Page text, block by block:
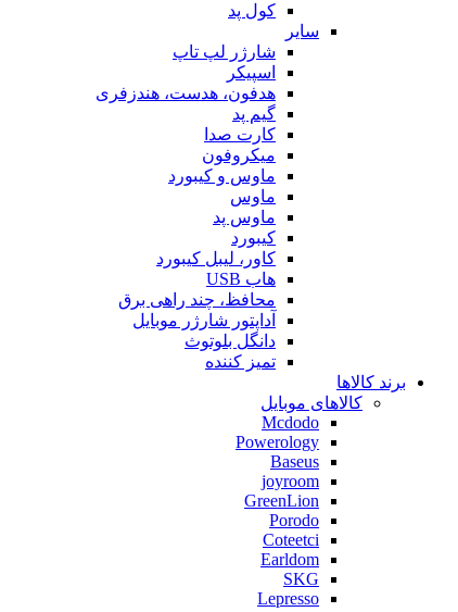
کول پد
سایر
شارژر لپ تاپ
اسپیکر
هدفون، هدست، هندزفری
گیم پد
کارت صدا
میکروفون
ماوس و کیبورد
ماوس
ماوس پد
کیبورد
کاور، لیبل کیبورد
هاب USB
محافظ، چند راهی برق
آداپتور شارژر موبایل
دانگل بلوتوث
تمیز کننده
برند کالاها
کالاهای موبایل
Mcdodo
Powerology
Baseus
joyroom
GreenLion
Porodo
Coteetci
Earldom
SKG
Lepresso